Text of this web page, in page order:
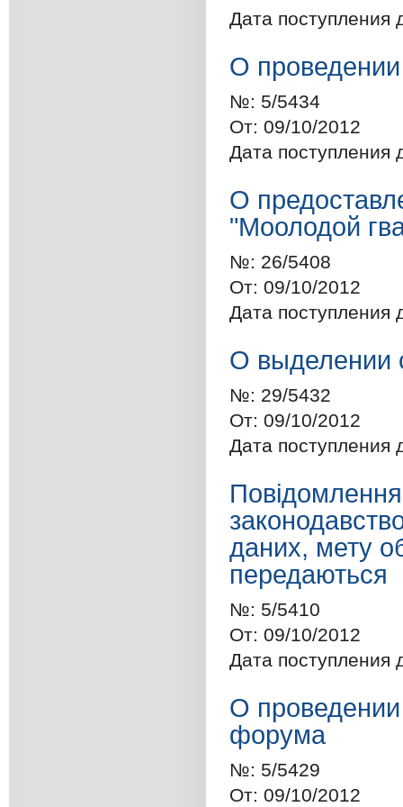
Дата поступления
О
№: 5/5434
От: 09/10/2012
Дата поступления
О
"Моолодой
№: 26/5408
От: 09/10/2012
Дата поступления
О выделении
№: 29/5432
От: 09/10/2012
Дата поступления
даних, мету
передаються
№: 5/5410
От: 09/10/2012
Дата поступления
О проведении
форума
№: 5/5429
От: 09/10/2012